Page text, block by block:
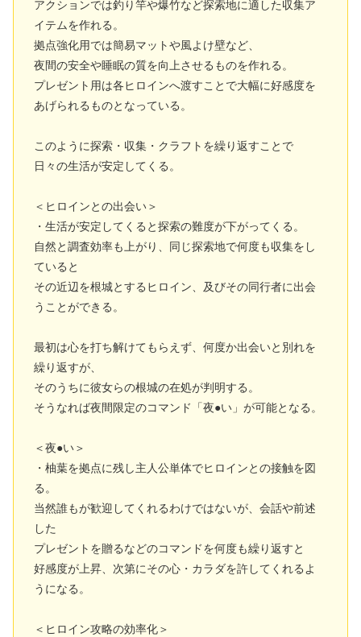
アクションでは釣り竿や爆竹など探索地に適した収集ア
イテムを作れる。
拠点強化用では簡易マットや風よけ壁など、
夜間の安全や睡眠の質を向上させるものを作れる。
プレゼント用は各ヒロインへ渡すことで大幅に好感度を
あげられるものとなっている。
このように探索・収集・クラフトを繰り返すことで
日々の生活が安定してくる。
＜ヒロインとの出会い＞
・生活が安定してくると探索の難度が下がってくる。
自然と調査効率も上がり、同じ探索地で何度も収集をし
ていると
その近辺を根城とするヒロイン、及びその同行者に出会
うことができる。
最初は心を打ち解けてもらえず、何度か出会いと別れを
繰り返すが、
そのうちに彼女らの根城の在処が判明する。
そうなれば夜間限定のコマンド「夜●い」が可能となる。
＜夜●い＞
・柚葉を拠点に残し主人公単体でヒロインとの接触を図
る。
当然誰もが歓迎してくれるわけではないが、会話や前述
した
プレゼントを贈るなどのコマンドを何度も繰り返すと
好感度が上昇、次第にその心・カラダを許してくれるよ
うになる。
＜ヒロイン攻略の効率化＞